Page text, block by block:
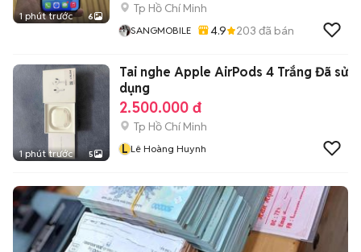
1 phút trước 6
Tp Hồ Chí Minh
SANGMOBILE 4.9 203 đã bán
1 phút trước 5
Tai nghe Apple AirPods 4 Trắng Đã sử
dụng
2.500.000 đ
Tp Hồ Chí Minh
L Lê Hoàng Huynh